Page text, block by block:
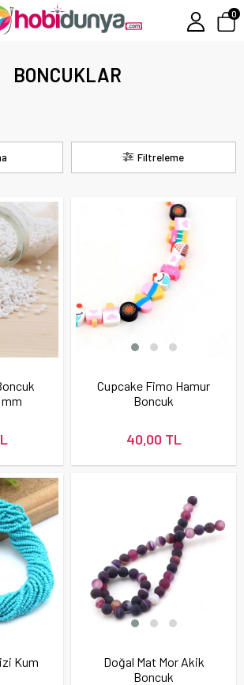
0
BONCUKLAR
Filtreleme
mm
Cupcake Fimo Hamur
Boncuk
40,00 TL
Kum
Doğal Mat Mor Akik
Boncuk